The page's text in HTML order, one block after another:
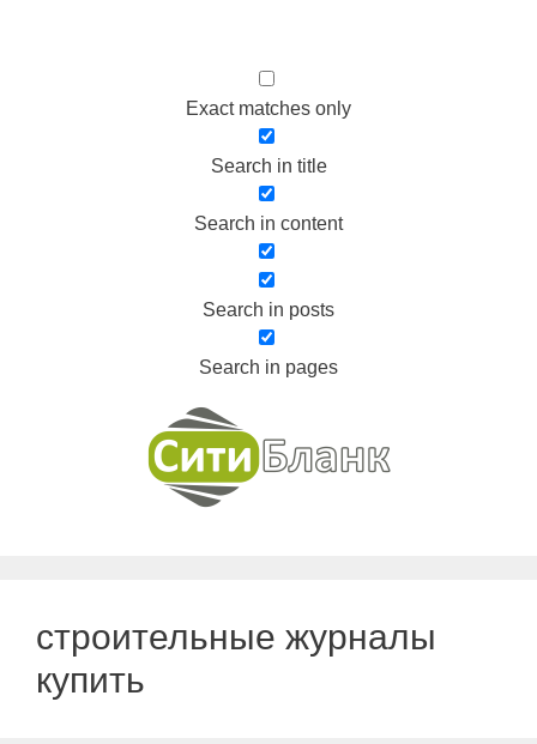
Exact matches only
Search in title
Search in content
Search in posts
Search in pages
строительные журналы
купить